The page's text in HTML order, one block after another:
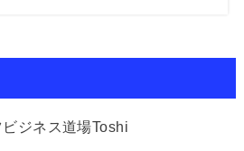
ジネス道場Toshi